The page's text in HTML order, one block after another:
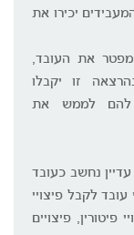
יכירו את
את העובד,
זו יקבלו
להם לממש את
נחשב כעובד
עובד לקבל פיצויי
פיטורין, פיצויים